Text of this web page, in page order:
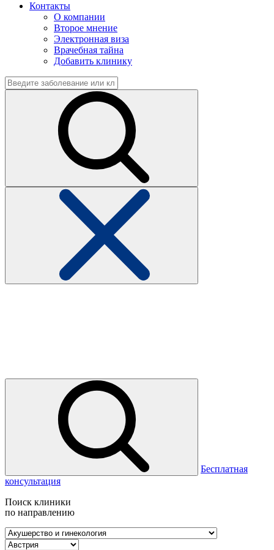
Контакты
О компании
Второе мнение
Электронная виза
Врачебная тайна
Добавить клинику
Бесплатная
консультация
Поиск клиники
по направлению